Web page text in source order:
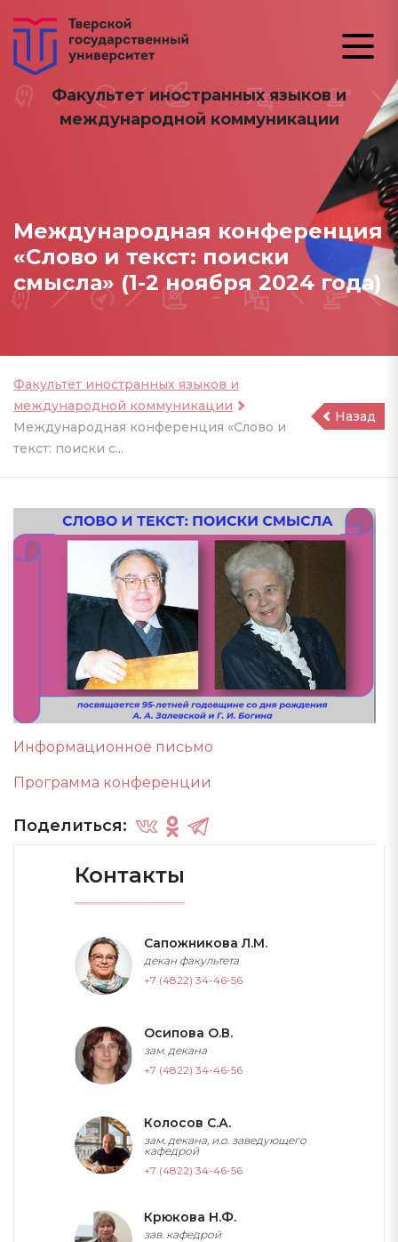
Факультет иностранных языков и
международной коммуникации
Международная конференция
«Слово и текст: поиски
смысла» (1-2 ноября 2024 года)
Факультет иностранных языков и
международной коммуникации
Международная конференция «Слово и
текст: поиски с...
Назад
Информационное письмо
Программа конференции
Поделиться:
Контакты
Сапожникова Л.М.
декан факультета
+7 (4822) 34-46-56
Осипова О.В.
зам. декана
+7 (4822) 34-46-56
Колосов С.А.
зам. декана, и.о. заведующего
кафедрой
+7 (4822) 34-46-56
Крюкова Н.Ф.
зав. кафедрой